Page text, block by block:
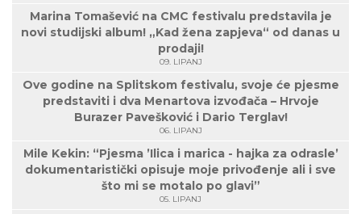
Marina Tomašević na CMC festivalu predstavila je
novi studijski album! „Kad žena zapjeva“ od danas u
prodaji!
09. LIPANJ
Ove godine na Splitskom festivalu, svoje će pjesme
predstaviti i dva Menartova izvođača – Hrvoje
Burazer Pavešković i Dario Terglav!
06. LIPANJ
Mile Kekin: “Pjesma ’Ilica i marica - hajka za odrasle’
dokumentaristički opisuje moje privođenje ali i sve
što mi se motalo po glavi”
05. LIPANJ